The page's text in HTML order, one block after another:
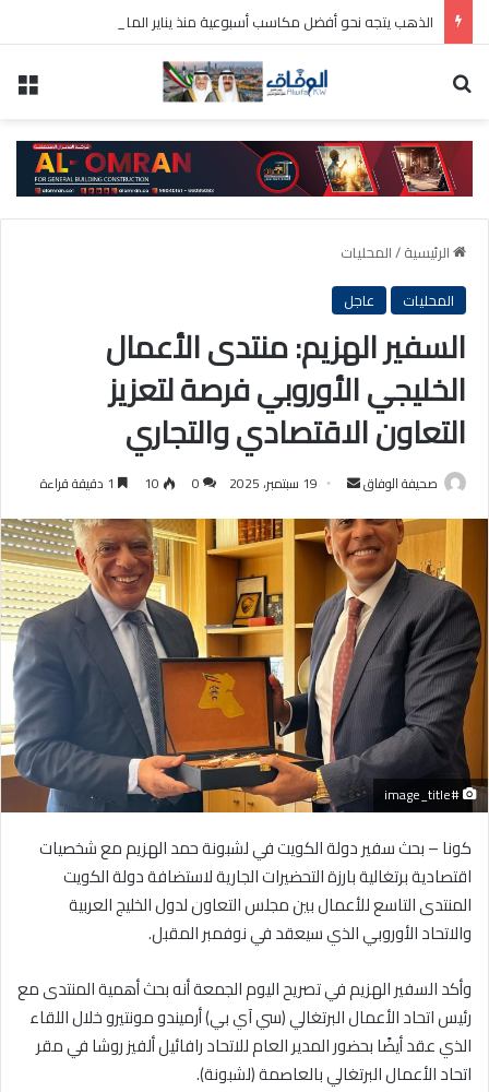
الذهب يتجه نحو أفضل مكاسب أسبوعية منذ يناير الماضي
الرئيسية/المحليات
المحليات
عاجل
السفير الهزيم: منتدى الأعمال
الخليجي الأوروبي فرصة لتعزيز
التعاون الاقتصادي والتجاري
صحيفة الوفاق
أرسل
إلكترونيا
19 سبتمبر، 2025 0
10
#image_title
كونا – بحث سفير دولة الكويت في لشبونة حمد الهزيم مع شخصيات
اقتصادية برتغالية بارزة التحضيرات الجارية لاستضافة دولة الكويت
المنتدى التاسع للأعمال بين مجلس التعاون لدول الخليج العربية
والاتحاد الأوروبي الذي سيعقد في نوفمبر المقبل.
وأكد السفير الهزيم في تصريح اليوم الجمعة أنه بحث أهمية المنتدى مع
رئيس اتحاد الأعمال البرتغالي (سي آي بي) أرميندو مونتيرو خلال اللقاء
الذي عقد أيضًا بحضور المدير العام للاتحاد رافائيل ألفيز روشا في مقر
اتحاد الأعمال البرتغالي بالعاصمة (لشبونة).